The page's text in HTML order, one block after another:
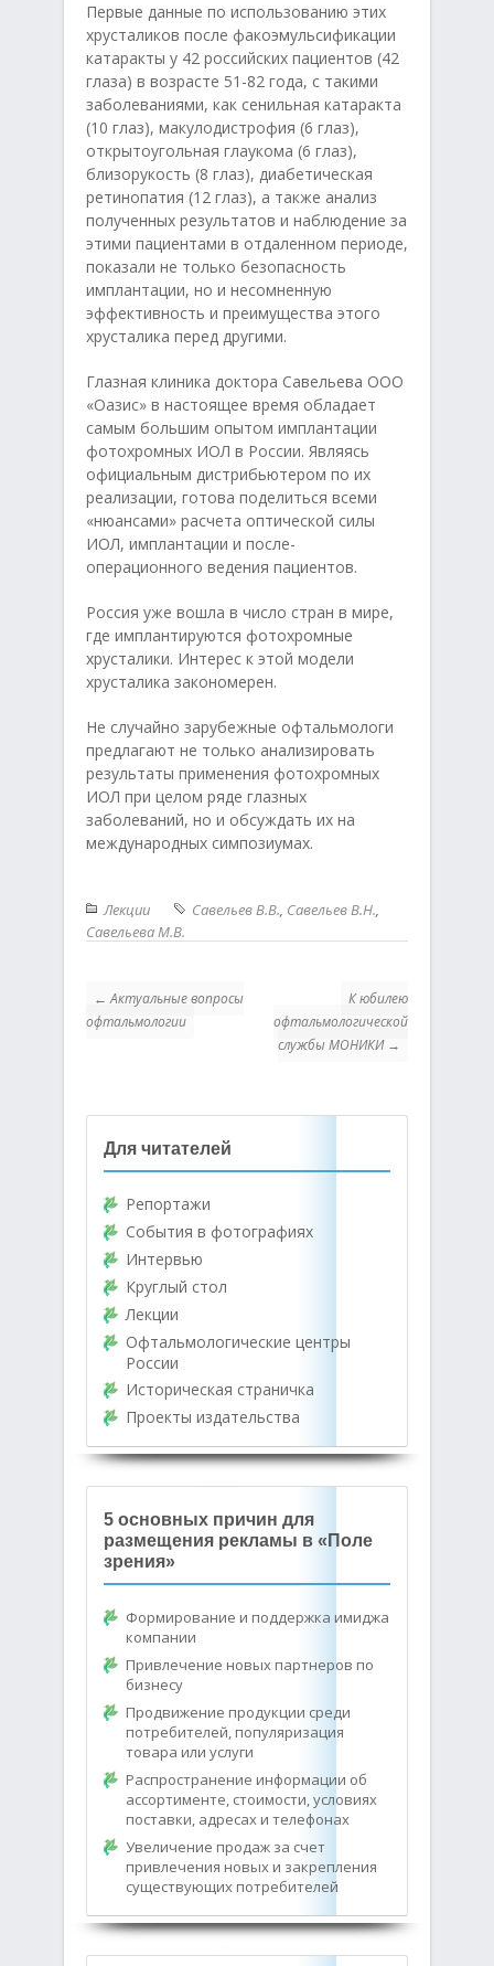
Первые данные по использованию этих
хрусталиков после факоэмульсификации
катаракты у 42 российских пациентов (42
глаза) в возрасте 51-82 года, с такими
заболеваниями, как сенильная катаракта
(10 глаз), макулодистрофия (6 глаз),
открытоугольная глаукома (6 глаз),
близорукость (8 глаз), диабетическая
ретинопатия (12 глаз), а также анализ
полученных результатов и наблюдение за
этими пациентами в отдаленном периоде,
показали не только безопасность
имплантации, но и несомненную
эффективность и преимущества этого
хрусталика перед другими.
Глазная клиника доктора Савельева ООО
«Оазис» в настоящее время обладает
самым большим опытом имплантации
фотохромных ИОЛ в России. Являясь
официальным дистрибьютером по их
реализации, готова поделиться всеми
«нюансами» расчета оптической силы
ИОЛ, имплантации и после-
операционного ведения пациентов.
Россия уже вошла в число стран в мире,
где имплантируются фотохромные
хрусталики. Интерес к этой модели
хрусталика закономерен.
Не случайно зарубежные офтальмологи
предлагают не только анализировать
результаты применения фотохромных
ИОЛ при целом ряде глазных
заболеваний, но и обсуждать их на
международных симпозиумах.
Лекции Савельев В.В., Савельев В.Н.,
Савельева М.В.
← Актуальные вопросы
офтальмологии
К юбилею
офтальмологической
службы МОНИКИ →
Для читателей
Репортажи
События в фотографиях
Интервью
Круглый стол
Лекции
Офтальмологические центры
России
Историческая страничка
Проекты издательства
5 основных причин для
размещения рекламы в «Поле
зрения»
Формирование и поддержка имиджа
компании
Привлечение новых партнеров по
бизнесу
Продвижение продукции среди
потребителей, популяризация
товара или услуги
Распространение информации об
ассортименте, стоимости, условиях
поставки, адресах и телефонах
Увеличение продаж за счет
привлечения новых и закрепления
существующих потребителей